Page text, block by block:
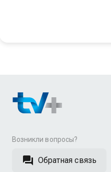
Возникли вопросы?
Обратная связь